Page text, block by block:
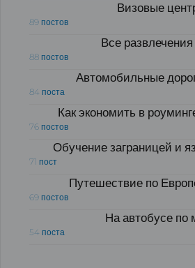
Визовые
89 постов
Все
88 постов
Автомобильные
84 поста
Как экономить в
76 постов
Обучение заграницей и
71 пост
Путешествие по
69 постов
На автобусе по
54 поста